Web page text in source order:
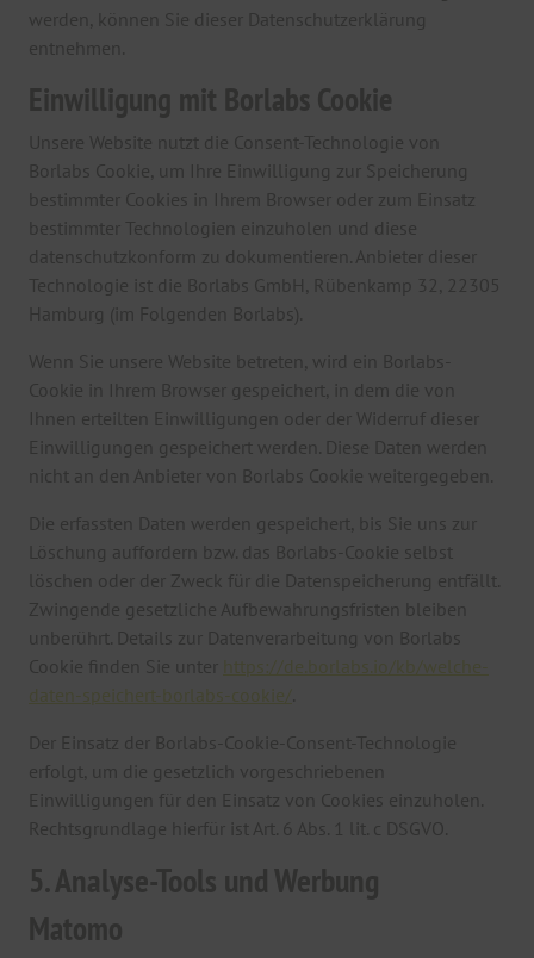
werden, können Sie dieser Datenschutzerklärung
entnehmen.
Einwilligung mit Borlabs Cookie
Unsere Website nutzt die Consent-Technologie von
Borlabs Cookie, um Ihre Einwilligung zur Speicherung
bestimmter Cookies in Ihrem Browser oder zum Einsatz
bestimmter Technologien einzuholen und diese
datenschutzkonform zu dokumentieren. Anbieter dieser
Technologie ist die Borlabs GmbH, Rübenkamp 32, 22305
Hamburg (im Folgenden Borlabs).
Wenn Sie unsere Website betreten, wird ein Borlabs-
Cookie in Ihrem Browser gespeichert, in dem die von
Ihnen erteilten Einwilligungen oder der Widerruf dieser
Einwilligungen gespeichert werden. Diese Daten werden
nicht an den Anbieter von Borlabs Cookie weitergegeben.
Die erfassten Daten werden gespeichert, bis Sie uns zur
Löschung auffordern bzw. das Borlabs-Cookie selbst
löschen oder der Zweck für die Datenspeicherung entfällt.
Zwingende gesetzliche Aufbewahrungsfristen bleiben
unberührt. Details zur Datenverarbeitung von Borlabs
Cookie finden Sie unter https://de.borlabs.io/kb/welche-
daten-speichert-borlabs-cookie/
Der Einsatz der Borlabs-Cookie-Consent-Technologie
erfolgt, um die gesetzlich vorgeschriebenen
Einwilligungen für den Einsatz von Cookies einzuholen.
Rechtsgrundlage hierfür ist Art. 6 Abs. 1 lit. c DSGVO.
5. Analyse-Tools und Werbung
Matomo